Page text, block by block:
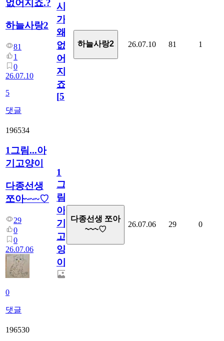
없어지죠.?
하늘사랑2
81
1
0
26.07.10
5
댓글
시
가
왜
없
어
지
죠.?
[5]
하늘사랑2 26.07.10 81 1
196534
1그림...아
기고양이
다종선생
쪼아~~~♡
29
0
0
26.07.06
0
댓글
1
그
림...
아
기
고
양
이
다종선생 쪼아
~~~♡
26.07.06 29 0
196530